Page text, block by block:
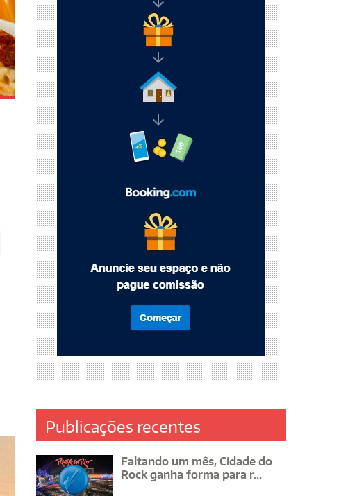
Publicações recentes
Faltando um mês, Cidade do
Rock ganha forma para r...